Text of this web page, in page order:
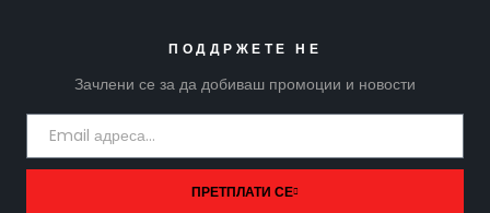
ПОДДРЖЕТЕ НЕ
Зачлени се за да добиваш промоции и новости
ПРЕТПЛАТИ СЕ